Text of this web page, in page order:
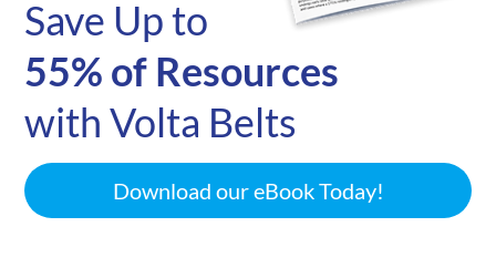
Save Up to
55% of Resources
with Volta Belts
Download our eBook Today!